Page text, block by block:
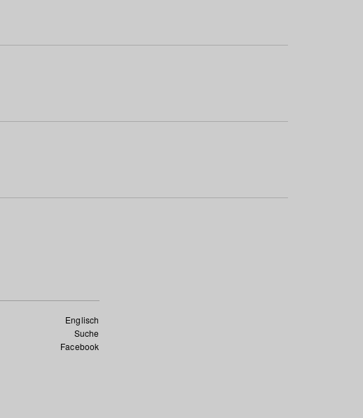
Englisch
Suche
Facebook